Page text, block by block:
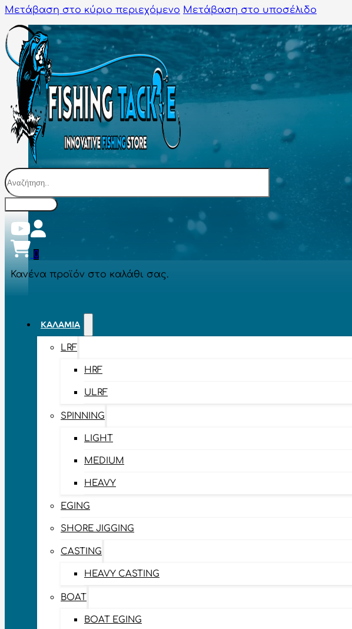
Μετάβαση στο κύριο περιεχόμενο Μετάβαση στο υποσέλιδο
Αναζήτηση
0
Κανένα προϊόν στο καλάθι σας.
ΚΑΛΆΜΙΑ
LRF
HRF
ULRF
SPINNING
LIGHT
MEDIUM
HEAVY
EGING
SHORE JIGGING
CASTING
HEAVY CASTING
BOAT
BOAT EGING